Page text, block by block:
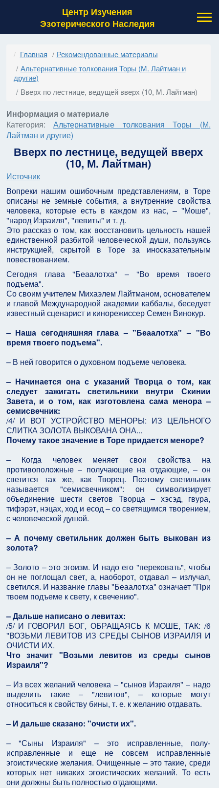
Центр Изучения
Эзотерического Наследия
Главная
Рекомендованные материалы
Альтернативные толкования Торы (М. Лайтман и
другие)
Вверх по лестнице, ведущей вверх (10, М. Лайтман)
Информация о материале
Категория: Альтернативные толкования Торы (М.
Лайтман и другие)
Вверх по лестнице, ведущей вверх
(10, М. Лайтман)
Источник
Вопреки нашим ошибочным представлениям, в Торе
описаны не земные события, а внутренние свойства
человека, которые есть в каждом из нас, – "Моше",
"народ Израиля", "левиты" и т. д.
Это рассказ о том, как восстановить цельность нашей
единственной разбитой человеческой души, пользуясь
инструкцией, скрытой в Торе за иносказательным
повествованием.
Сегодня глава "Беаалотха" – "Во время твоего
подъема".
Со своим учителем Михаэлем Лайтманом, основателем
и главой Международной академии каббалы, беседует
известный сценарист и кинорежиссер Семен Винокур.
– Наша сегодняшняя глава – "Беаалотха" – "Во
время твоего подъема".
– В ней говорится о духовном подъеме человека.
– Начинается она с указаний Творца о том, как
следует зажигать светильники внутри Скинии
Завета, и о том, как изготовлена сама менора –
семисвечник:
/4/ И ВОТ УСТРОЙСТВО МЕНОРЫ: ИЗ ЦЕЛЬНОГО
СЛИТКА ЗОЛОТА ВЫКОВАНА ОНА...
Почему такое значение в Торе придается меноре?
– Когда человек меняет свои свойства на
противоположные – получающие на отдающие, – он
светится так же, как Творец. Поэтому светильник
называется "семисвечником": он символизирует
объединение шести светов Творца – хэсэд, гвура,
тифэрэт, нэцах, ход и есод – со светящимся творением,
с человеческой душой.
– А почему светильник должен быть выкован из
золота?
– Золото – это эгоизм. И надо его "перековать", чтобы
он не поглощал свет, а, наоборот, отдавал – излучал,
светился. И название главы "Беаалотха" означает "При
твоем подъеме к свету, к свечению".
– Дальше написано о левитах:
/5/ И ГОВОРИЛ БОГ, ОБРАЩАЯСЬ К МОШЕ, ТАК: /6
"ВОЗЬМИ ЛЕВИТОВ ИЗ СРЕДЫ СЫНОВ ИЗРАИЛЯ И
ОЧИСТИ ИХ.
Что значит "Возьми левитов из среды сынов
Израиля"?
– Из всех желаний человека – "сынов Израиля" – надо
выделить такие – "левитов", – которые могут
относиться к свойству бины, т. е. к желанию отдавать.
– И дальше сказано: "очисти их".
– "Сыны Израиля" – это исправленные, полу-
исправленные и еще не совсем исправленные
эгоистические желания. Очищенные – это такие, среди
которых нет никаких эгоистических желаний. То есть
они должны быть полностью отдающими.